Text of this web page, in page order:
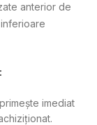
anterior de
imediat